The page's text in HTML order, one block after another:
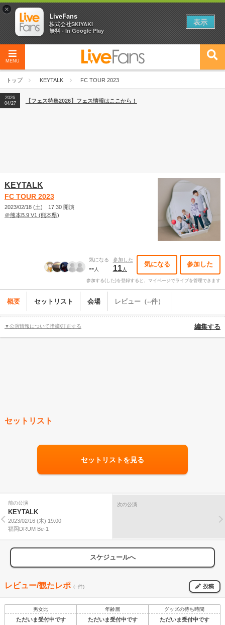
MENU
トップ KEYTALK FC TOUR 2023
2026
04/27
2026
【ライブ動員ランキング】2026年上半期編発表！
2026
04/27
【フェス特集2026】フェス情報はここから！
KEYTALK
FC TOUR 2023
2023/02/18 (土) 17:30 開演
＠熊本B.9 V1 (熊本県)
気になる
--人
参加した
11人
気になる 参加した
参加する(した)を登録すると、マイページでライブを管理できます
概要 セットリスト 会場 レビュー（--件）
▼公演情報について指摘/訂正する 編集する
セットリスト
セットリストを見る
前の公演
KEYTALK
2023/02/16 (木) 19:00
福岡DRUM Be-1
次の公演
スケジュールへ
レビュー/観たレポ (--件) 投稿
男女比 年齢層 グッズの待ち時間
ただいま受付中です ただいま受付中です ただいま受付中です
×
LiveFans
株式会社SKIYAKI
無料 - In Google Play
表示